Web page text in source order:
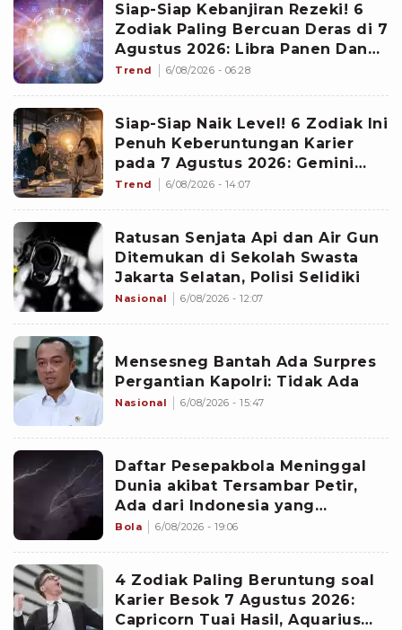
Siap-Siap Kebanjiran Rezeki! 6
Zodiak Paling Bercuan Deras di 7
Agustus 2026: Libra Panen Dana
Ekstra
Trend 6/08/2026 - 06:28
Siap-Siap Naik Level! 6 Zodiak Ini
Penuh Keberuntungan Karier
pada 7 Agustus 2026: Gemini
Punya Senjata Utama
Trend 6/08/2026 - 14:07
Ratusan Senjata Api dan Air Gun
Ditemukan di Sekolah Swasta
Jakarta Selatan, Polisi Selidiki
Nasional 6/08/2026 - 12:07
Mensesneg Bantah Ada Surpres
Pergantian Kapolri: Tidak Ada
Nasional 6/08/2026 - 15:47
Daftar Pesepakbola Meninggal
Dunia akibat Tersambar Petir,
Ada dari Indonesia yang
Namanya sudah Tersohor
Bola 6/08/2026 - 19:06
4 Zodiak Paling Beruntung soal
Karier Besok 7 Agustus 2026:
Capricorn Tuai Hasil, Aquarius